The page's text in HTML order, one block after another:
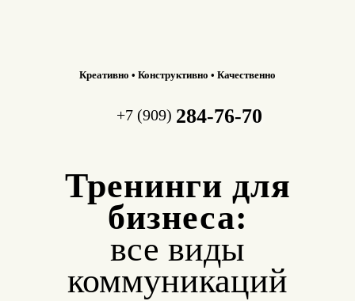
Креативно • Конструктивно • Качественно
+7 (909) 284-76-70
Тренинги для
бизнеса:
все виды
коммуникаций